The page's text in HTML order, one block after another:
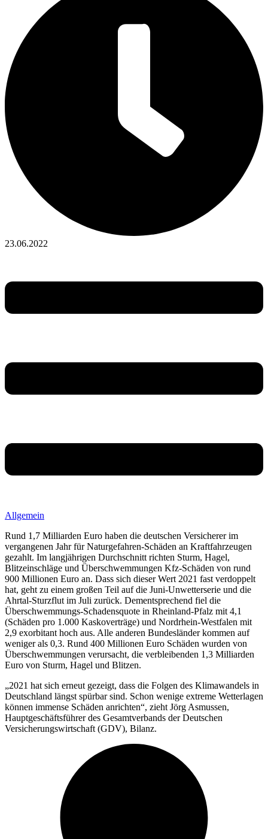
23.06.2022
Allgemein
Rund 1,7 Milliarden Euro haben die deutschen Versicherer im
vergangenen Jahr für Naturgefahren-Schäden an Kraftfahrzeugen
gezahlt. Im langjährigen Durchschnitt richten Sturm, Hagel,
Blitzeinschläge und Überschwemmungen Kfz-Schäden von rund
900 Millionen Euro an. Dass sich dieser Wert 2021 fast verdoppelt
hat, geht zu einem großen Teil auf die Juni-Unwetterserie und die
Ahrtal-Sturzflut im Juli zurück. Dementsprechend fiel die
Überschwemmungs-Schadensquote in Rheinland-Pfalz mit 4,1
(Schäden pro 1.000 Kaskoverträge) und Nordrhein-Westfalen mit
2,9 exorbitant hoch aus. Alle anderen Bundesländer kommen auf
weniger als 0,3. Rund 400 Millionen Euro Schäden wurden von
Überschwemmungen verursacht, die verbleibenden 1,3 Milliarden
Euro von Sturm, Hagel und Blitzen.
„2021 hat sich erneut gezeigt, dass die Folgen des Klimawandels in
Deutschland längst spürbar sind. Schon wenige extreme Wetterlagen
können immense Schäden anrichten“, zieht Jörg Asmussen,
Hauptgeschäftsführer des Gesamtverbands der Deutschen
Versicherungswirtschaft (GDV), Bilanz.